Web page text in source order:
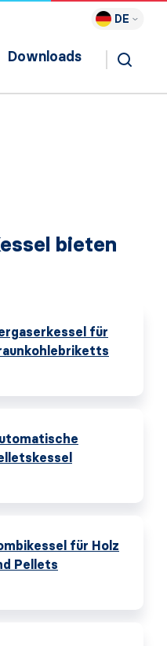
DE
Downloads
bieten
für
für Holz
Pellets